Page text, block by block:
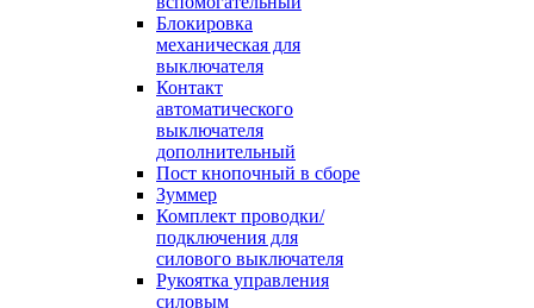
Блокировка
механическая для
выключателя
Контакт
автоматического
выключателя
дополнительный
Пост кнопочный в сборе
Зуммер
Комплект проводки/
подключения для
силового выключателя
Рукоятка управления
силовым